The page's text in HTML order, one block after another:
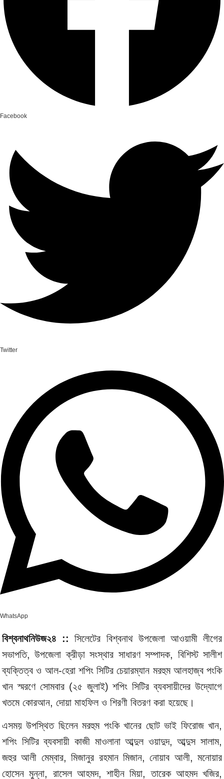
Facebook
Twitter
WhatsApp
বিশ্বনাথনিউজ২৪ :: সিলেটের বিশ্বনাথ উপজেলা আওয়ামী লীগের
সভাপতি, উপজেলা ক্রীড়া সংস্থার সাধারণ সম্পাদক, বিশিস্ট সালীশ
ব্যক্তিত্ব ও আল-হেরা শপিং সিটির চেয়ারম্যান মরহুম আলহাজ্ব পংকি
খান স্মরণে সোমবার (২৫ জুলাই) শপিং সিটির ব্যবসায়ীদের উদ্যোগে
খতমে কোরআন, দোয়া মাহফিল ও শিরণী বিতরণ করা হয়েছে।
এসময় উপস্থিত ছিলেন মরহুম পংকি খানের ছোট ভাই ফিরোজ খান,
শপিং সিটির ব্যবসায়ী কাজী মাওলানা আব্দুল ওয়াদুদ, আব্দুস সালাম,
জহুর আলী মেম্বার, মিজানুর রহমান মিজান, নোয়াব আলী, মনোয়ার
হোসেন মুন্না, রাসেল আহমদ, শাহীন মিয়া, তারেক আহমদ খজির,